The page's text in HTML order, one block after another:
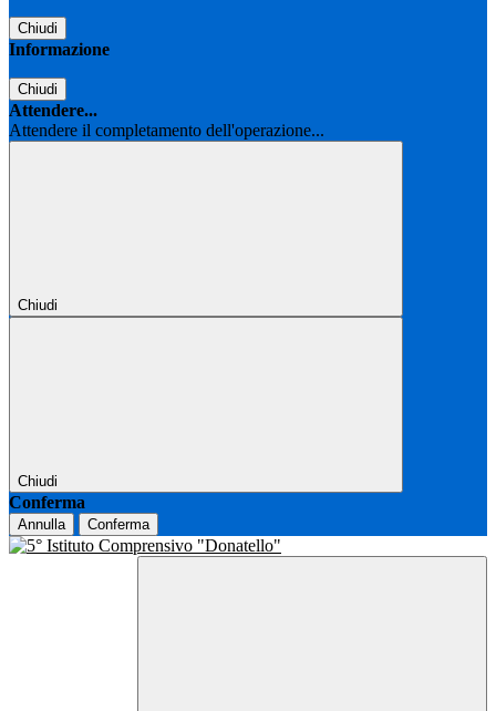
Chiudi
Informazione
Chiudi
Attendere...
Attendere il completamento dell'operazione...
Chiudi
Chiudi
Conferma
Annulla Conferma